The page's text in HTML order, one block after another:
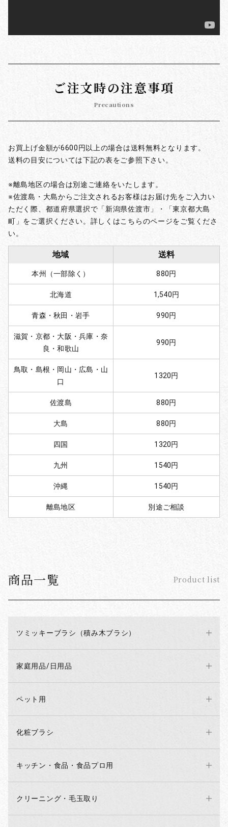
商品一覧 Product list
ツミッキーブラシ（積み木ブラシ）
家庭用品/日用品
ペット用
化粧ブラシ
キッチン・食品・食品プロ用
クリーニング・毛玉取り
ご注文時の注意事項
Precautions
お買上げ金額が6600円以上の場合は送料無料となります。
送料の目安については下記の表をご参照下さい。
※離島地区の場合は別途ご連絡をいたします。
※佐渡島・大島からご注文されるお客様はお届け先をご入力い
ただく際、都道府県選択で「新潟県佐渡市」・「東京都大島
町」をご選択ください。詳しくはこちらのページをご覧くださ
い。
地域 送料
本州（一部除く） 880円
北海道 1,540円
青森・秋田・岩手 990円
滋賀・京都・大阪・兵庫・奈
良・和歌山
990円
鳥取・島根・岡山・広島・山
口
1320円
佐渡島 880円
大島 880円
四国 1320円
九州 1540円
沖縄 1540円
離島地区 別途ご相談